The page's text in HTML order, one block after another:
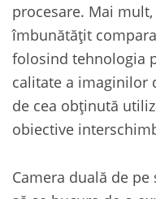
procesare. Mai
îmbunătățit
folosind tehnologia
calitate a imaginilor
de cea obținută
obiective
Camera duală de